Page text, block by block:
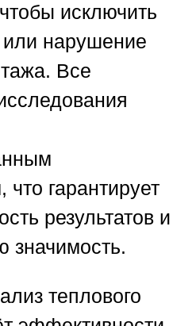
исключить
или нарушение
Все
гарантирует
результатов и
значимость.
теплового